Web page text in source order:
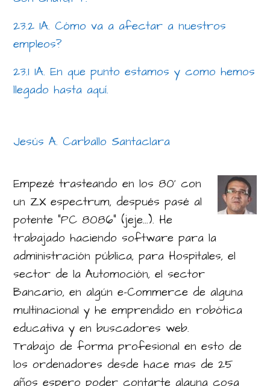
23.2 IA. Cómo va a afectar a nuestros
empleos?
23.1 IA. En que punto estamos y como hemos
llegado hasta aquí.
Jesús A. Carballo Santaclara
Empezé trasteando en los 80' con
un ZX espectrum, después pasé al
potente "PC 8086" (jeje...). He
trabajado haciendo software para la
administración pública, para Hospitales, el
sector de la Automoción, el sector
Bancario, en algún e-Commerce de alguna
multinacional y he emprendido en robótica
educativa y en buscadores web.
Trabajo de forma profesional en esto de
los ordenadores desde hace mas de 25
años espero poder contarte alguna cosa